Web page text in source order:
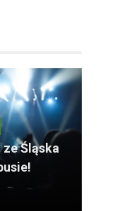
Śląska